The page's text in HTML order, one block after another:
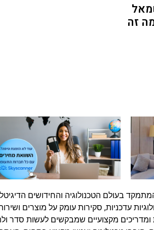
זה
בעולם הטכנולוגיה והחידושים
עדכניות, סקירות עומק על מוצרים
מקצועיים שמבקשים לעשות סדר